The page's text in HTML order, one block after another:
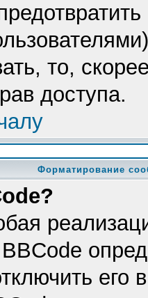
то,
доступа.
Форматирование